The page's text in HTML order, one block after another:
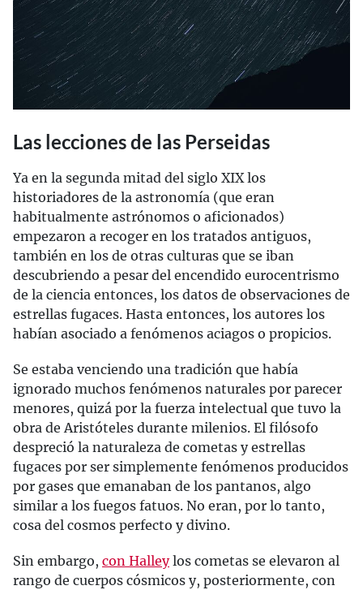
Las lecciones de las Perseidas
Ya en la segunda mitad del siglo XIX los
historiadores de la astronomía (que eran
habitualmente astrónomos o aficionados)
empezaron a recoger en los tratados antiguos,
también en los de otras culturas que se iban
descubriendo a pesar del encendido eurocentrismo
de la ciencia entonces, los datos de observaciones de
estrellas fugaces. Hasta entonces, los autores los
habían asociado a fenómenos aciagos o propicios.
Se estaba venciendo una tradición que había
ignorado muchos fenómenos naturales por parecer
menores, quizá por la fuerza intelectual que tuvo la
obra de Aristóteles durante milenios. El filósofo
despreció la naturaleza de cometas y estrellas
fugaces por ser simplemente fenómenos producidos
por gases que emanaban de los pantanos, algo
similar a los fuegos fatuos. No eran, por lo tanto,
cosa del cosmos perfecto y divino.
Sin embargo, con Halleylos cometas se elevaron al
rango de cuerpos cósmicos y, posteriormente, con